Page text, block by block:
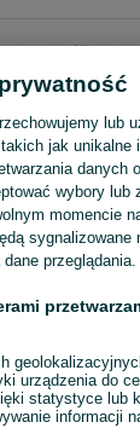
damskie Sukienki
letnie - Wadowice
lub
jak unikalne
danych
wybory lub
momencie
sygnalizowane
dane przeglądania.
urządzenia do
statystyce lub
informacji